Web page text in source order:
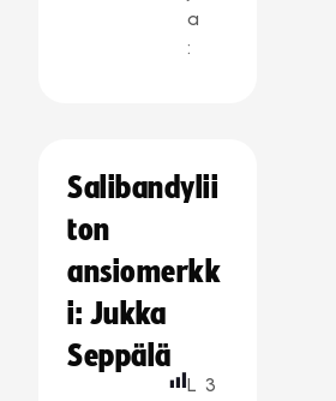
a
:
Salibandylii
ton
ansiomerkk
i: Jukka
Seppälä
L 3